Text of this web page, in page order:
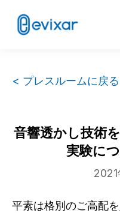
< プレスルームに戻る
音響透かし技術
実験に
平素は格別のご高配